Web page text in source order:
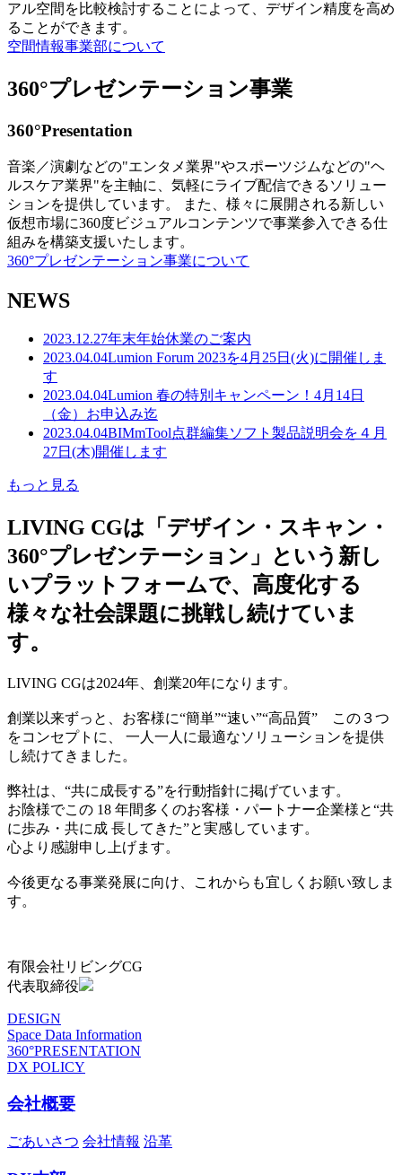
アル空間を比較検討することによって、デザイン精度を高め
ることができます。
空間情報事業部について
360°プレゼンテーション事業
360°Presentation
音楽／演劇などの"エンタメ業界"やスポーツジムなどの"ヘ
ルスケア業界"を主軸に、気軽にライブ配信できるソリュー
ションを提供しています。 また、様々に展開される新しい
仮想市場に360度ビジュアルコンテンツで事業参入できる仕
組みを構築支援いたします。
360°プレゼンテーション事業について
NEWS
2023.12.27年末年始休業のご案内
2023.04.04Lumion Forum 2023を4月25日(火)に開催しま
す
2023.04.04Lumion 春の特別キャンペーン！4月14日
（金）お申込み迄
2023.04.04BIMmTool点群編集ソフト製品説明会を４月
27日(木)開催します
もっと見る
LIVING CGは「デザイン・スキャン・
360°プレゼンテーション」という新し
いプラットフォームで、高度化する
様々な社会課題に挑戦し続けていま
す。
LIVING CGは2024年、創業20年になります。
創業以来ずっと、お客様に“簡単”“速い”“高品質” この３つ
をコンセプトに、 一人一人に最適なソリューションを提供
し続けてきました。
弊社は、“共に成長する”を行動指針に掲げています。
お陰様でこの 18 年間多くのお客様・パートナー企業様と“共
に歩み・共に成 長してきた”と実感しています。
心より感謝申し上げます。
今後更なる事業発展に向け、これからも宜しくお願い致しま
す。
有限会社リビングCG
代表取締役
DESIGN
Space Data Information
360°PRESENTATION
DX POLICY
会社概要
ごあいさつ 会社情報 沿革